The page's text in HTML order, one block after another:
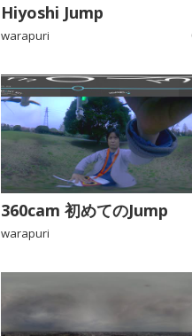
Hiyoshi Jump
warapuri
360cam 初めてのJump
warapuri